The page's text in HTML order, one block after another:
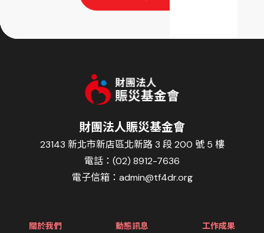
財團法人賑災基金會
23143 新北市新店區北新路 3 段 200 號 5 樓
電話：(02) 8912-7636
電子信箱： admin@tf4dr.org
關於我們
動態訊息
工作成果